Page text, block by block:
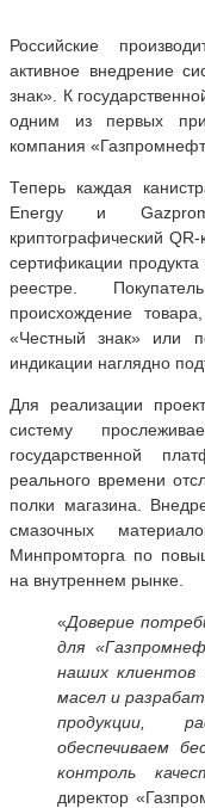
Российские
активное внедрение
знак». К
одним из первых
компания
Теперь каждая
Energy и
криптографический
сертификации
реестре.
происхождение
«Честный знак» или
индикации наглядно
Для реализации
систему
государственной
реального времени
полки магазина.
смазочных
Минпромторга по
на внутреннем рынке.
«Доверие
для
наших клиентов
масел и
продукции,
обеспечиваем
контроль
директор